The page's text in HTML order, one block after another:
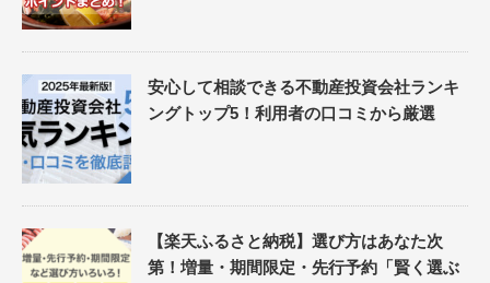
安心して相談できる不動産投資会社ランキ
ングトップ5！利用者の口コミから厳選
【楽天ふるさと納税】選び方はあなた次
第！増量・期間限定・先行予約「賢く選ぶ